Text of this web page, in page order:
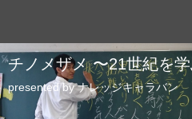
チノメザメ 〜21世紀を
presented by ナレッジキャラバン